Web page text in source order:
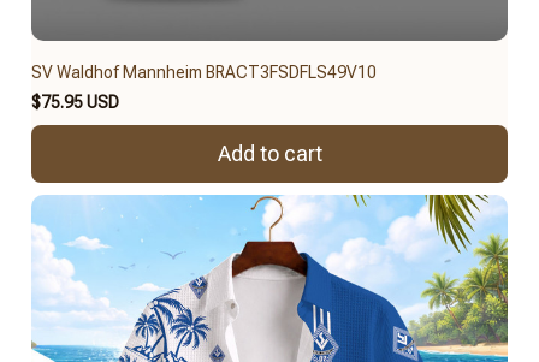
SV Waldhof Mannheim BRACT3FSDFLS49V10
$75.95 USD
Add to cart